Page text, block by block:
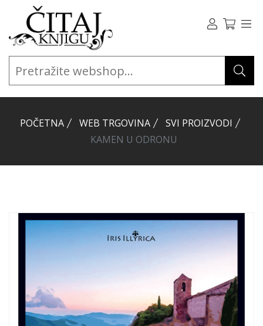
POČETNA WEB TRGOVINA
SVI PROIZVODI
KAMEN U ODRONU